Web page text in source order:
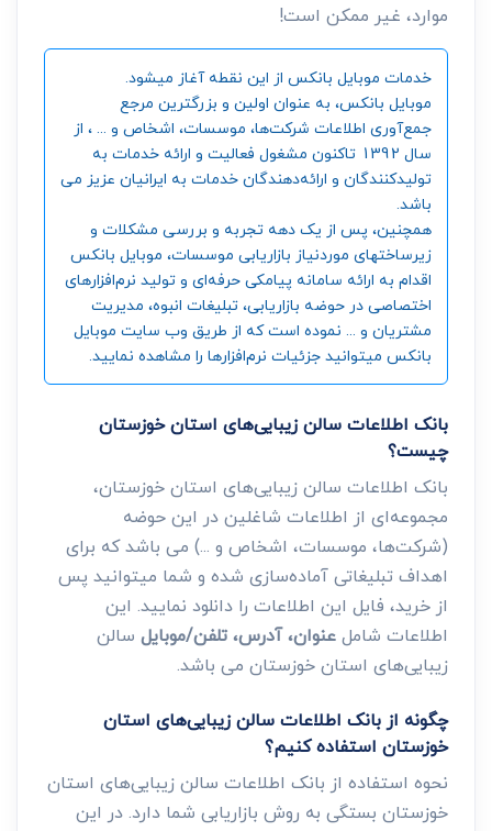
موارد، غیر ممکن است!
خدمات موبایل بانکس از این نقطه آغاز میشود.
موبایل بانکس، به عنوان اولین و بزرگترین مرجع
جمع‌آوری اطلاعات شرکت‌ها، موسسات، اشخاص و ... ، از
سال 1392 تاکنون مشغول فعالیت و ارائه خدمات به
تولیدکنندگان و ارائه‌دهندگان خدمات به ایرانیان عزیز می
باشد.
همچنین، پس از یک دهه تجربه و بررسی مشکلات و
زیرساختهای موردنیاز بازاریابی موسسات، موبایل بانکس
اقدام به ارائه سامانه‌ پیامکی حرفه‌ای و تولید نرم‌افزارهای
اختصاصی در حوضه بازاریابی، تبلیغات انبوه، مدیریت
مشتریان و ... نموده است که از طریق وب سایت موبایل
بانکس میتوانید جزئیات نرم‌افزارها را مشاهده نمایید.
بانک اطلاعات سالن زیبایی‌های استان خوزستان
چیست؟
بانک اطلاعات سالن زیبایی‌های استان خوزستان،
مجموعه‌ای از اطلاعات شاغلین در این حوضه
(شرکت‌ها، موسسات، اشخاص و ...) می باشد که برای
اهداف تبلیغاتی آماده‌سازی شده و شما میتوانید پس
از خرید، فایل این اطلاعات را دانلود نمایید. این
اطلاعات شاملعنوان، آدرس، تلفن/موبایل سالن
زیبایی‌های استان خوزستان می باشد.
چگونه از بانک اطلاعات سالن زیبایی‌های استان
خوزستان استفاده کنیم؟
نحوه استفاده از بانک اطلاعات سالن زیبایی‌های استان
خوزستان بستگی به روش بازاریابی شما دارد. در این